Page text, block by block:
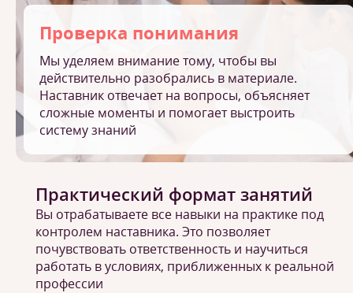
Проверка понимания
Мы уделяем внимание тому, чтобы вы
действительно разобрались в материале.
Наставник отвечает на вопросы, объясняет
сложные моменты и помогает выстроить
систему знаний
Практический формат занятий
Вы отрабатываете все навыки на практике под
контролем наставника. Это позволяет
почувствовать ответственность и научиться
работать в условиях, приближенных к реальной
профессии